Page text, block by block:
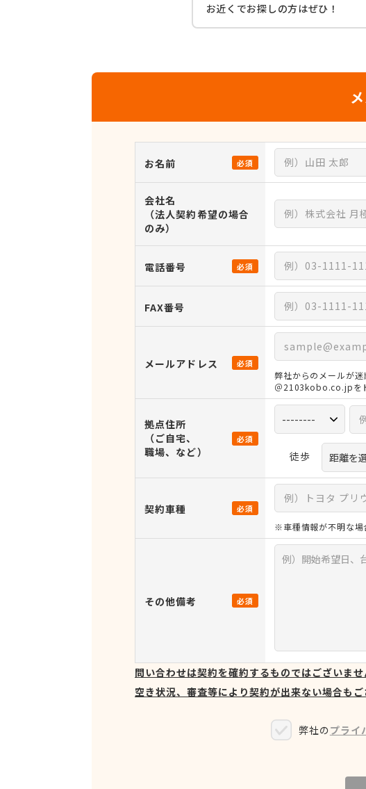
お近くでお探しの方はぜひ！
お名前 必須
会社名
（法人契約希望の場合
のみ）
電話番号 必須
FAX番号
メールアドレス 必須
弊社からのメールが迷
＠2103kobo.co.jpを
拠点住所
（ご自宅、
職場、など）
必須
徒歩
契約車種 必須
※車種情報が不明な場
その他備考 必須
問い合わせは契約を確約するものではございませ
空き状況、審査等により契約が出来ない場合もご
弊社のプライ